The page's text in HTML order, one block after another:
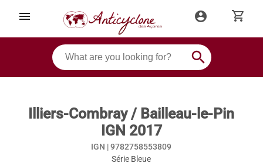
menu account_circle shopping_cart
search
Illiers-Combray / Bailleau-le-Pin
IGN 2017
IGN |9782758553809
Série Bleue